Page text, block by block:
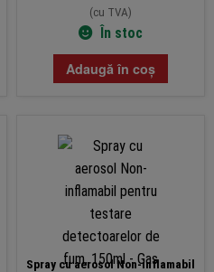
(cu TVA)
În stoc
Adaugă în coș
Spray cu aerosol Non-inflamabil